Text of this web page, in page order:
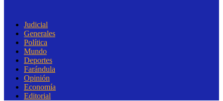
Judicial
Generales
Política
Mundo
Deportes
Farándula
Opinión
Economía
Editorial